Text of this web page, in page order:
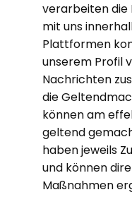
verarbeiten die
mit uns
Plattformen
unserem Profil
Nachrichten
die
können am
geltend
haben jeweils
und können
Maßnahmen